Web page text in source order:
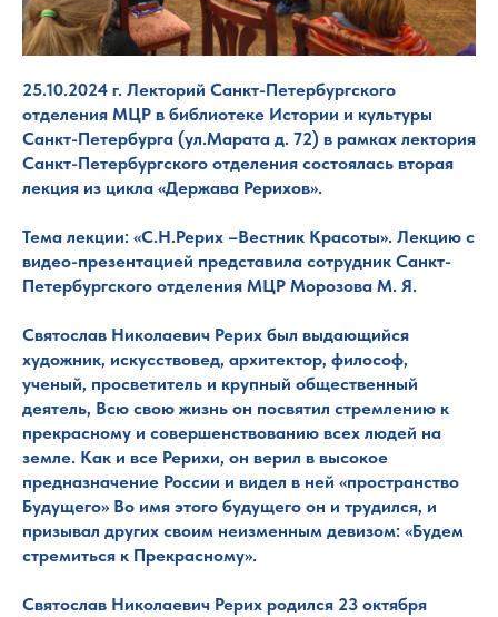
25.10.2024 г. Лекторий Санкт-Петербургского
отделения МЦР в библиотеке Истории и культуры
Санкт-Петербурга (ул.Марата д. 72) в рамках лектория
Санкт-Петербургского отделения состоялась вторая
лекция из цикла «Держава Рерихов».
Тема лекции: «С.Н.Рерих –Вестник Красоты». Лекцию с
видео-презентацией представила сотрудник Санкт-
Петербургского отделения МЦР Морозова М. Я.
Святослав Николаевич Рерих был выдающийся
художник, искусствовед, архитектор, философ,
ученый, просветитель и крупный общественный
деятель, Всю свою жизнь он посвятил стремлению к
прекрасному и совершенствованию всех людей на
земле. Как и все Рерихи, он верил в высокое
предназначение России и видел в ней «пространство
Будущего» Во имя этого будущего он и трудился, и
призывал других своим неизменным девизом: «Будем
стремиться к Прекрасному».
Святослав Николаевич Рерих родился 23 октября